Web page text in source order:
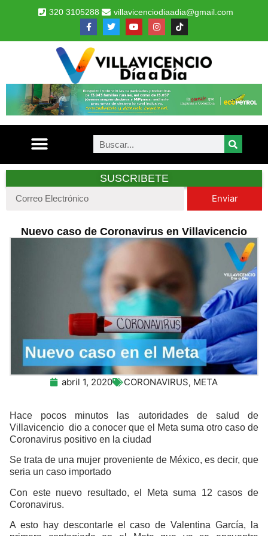
320 3105288 villavicenciodiaadia@gmail.com
SUSCRIBETE
Enviar
Nuevo caso de Coronavirus en Villavicencio
abril 1, 2020 CORONAVIRUS, META
Hace pocos minutos las autoridades de salud de
Villavicencio dio a conocer que el Meta suma otro caso de
Coronavirus positivo en la ciudad
Se trata de una mujer proveniente de México, es decir, que
seria un caso importado
Con este nuevo resultado, el Meta suma 12 casos de
Coronavirus.
A esto hay descontarle el caso de Valentina García, la